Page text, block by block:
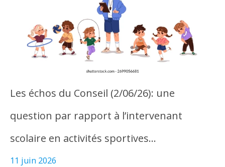
Les échos du Conseil (2/06/26): une
question par rapport à l’intervenant
scolaire en activités sportives…
11 juin 2026